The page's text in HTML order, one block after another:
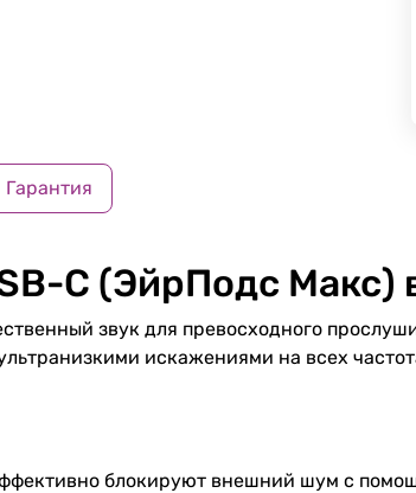
Гарантия
C (ЭйрПодс Макс)
звук для превосходного
искажениями на всех
блокируют внешний шум с